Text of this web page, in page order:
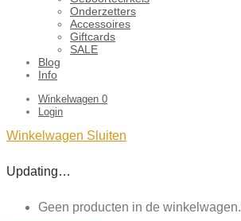
Onderzetters
Accessoires
Giftcards
SALE
Blog
Info
Winkelwagen 0
Login
Winkelwagen Sluiten
Updating…
Geen producten in de winkelwagen.